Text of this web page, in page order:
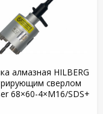
алмазная HILBERG
сверлом
68×60-4×M16/SDS+